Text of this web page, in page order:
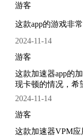
游客
这款app的游戏非
2024-11-14
游客
这款加速器app的
现卡顿的情况，希
2024-11-14
游客
这款加速器VPM